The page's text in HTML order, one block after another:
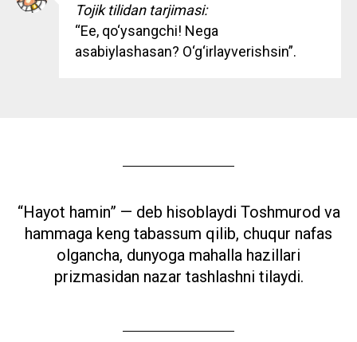
Tojik tilidan tarjimasi:
“Ee, qo‘ysangchi! Nega
asabiylashasan? O‘g‘irlayverishsin”.
“Hayot hamin” — deb hisoblaydi Toshmurod va
hammaga keng tabassum qilib, chuqur nafas
olgancha, dunyoga mahalla hazillari
prizmasidan nazar tashlashni tilaydi.